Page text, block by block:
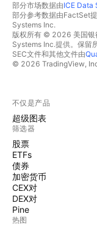
部分市场数据由ICE Data
部分参考数据由FactSet
Systems Inc.
版权所有 © 2026 美国银
Systems Inc.提供。保留
SEC文件和其他文件由
© 2026 TradingView,
不仅是产品
超级图表
筛选器
股票
ETFs
债券
加密货币
CEX对
DEX对
Pine
热图